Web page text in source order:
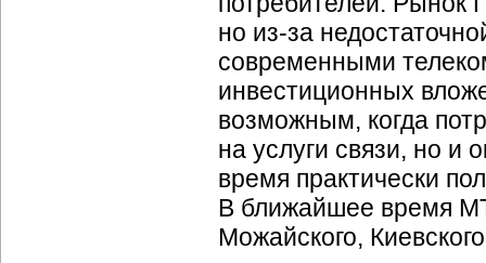
но из-за
современными
инвестиционных
возможным, когда
на услуги связи, но и
время практически
В ближайшее время
Можайского,